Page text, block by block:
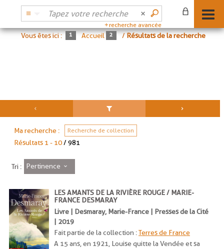
recherche avancée
Vous êtes ici : Accueil /Résultats de la recherche
Ma recherche : Recherche de collection
Résultats 1 - 10 / 981
Tri : Pertinence
LES AMANTS DE LA RIVIÈRE ROUGE / MARIE-
FRANCE DESMARAY
Livre | Desmaray, Marie-France | Presses de la Cité
| 2019
Fait partie de la collection :Terres de France
A 15 ans, en 1921, Louise quitte la Vendée et sa